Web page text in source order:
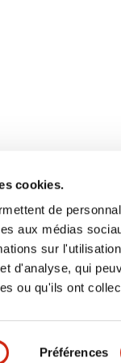
cookies.
de
aux médias
sur
d'analyse, qui
ou qu'ils ont
Préférences
vous
Conditions